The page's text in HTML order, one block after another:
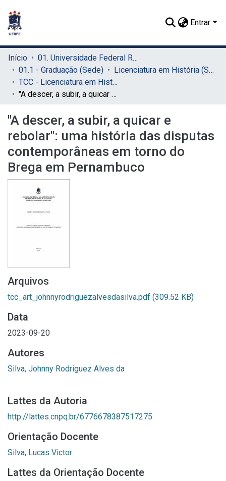
Entrar
Início
01. Universidade Federal Rural de Pernambuco - UFRPE (Sede)
01.1 - Graduação (Sede)
Licenciatura em História (Sede)
TCC - Licenciatura em História (Sede)
"A descer, a subir, a quicar e rebolar": uma história das disputas contemporâneas em torno do Brega em Pernambuco
"A descer, a subir, a quicar e
rebolar": uma história das disputas
contemporâneas em torno do
Brega em Pernambuco
Arquivos
tcc_art_johnnyrodriguezalvesdasilva.pdf (309.52 KB)
Data
2023-09-20
Autores
Silva, Johnny Rodriguez Alves da
Lattes da Autoria
http://lattes.cnpq.br/6776678387517275
Orientação Docente
Silva, Lucas Victor
Lattes da Orientação Docente